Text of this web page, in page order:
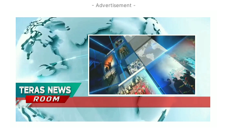
- Advertisement -